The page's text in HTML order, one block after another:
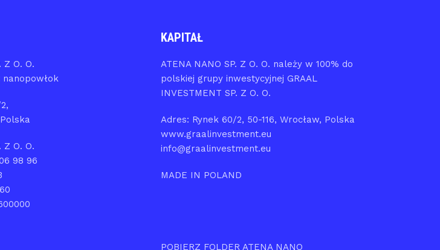
Z O. O.
Z O. O.
98 96
KAPITAŁ
ATENA NANO SP. Z O. O. należy w 100% do
polskiej grupy inwestycyjnej GRAAL
INVESTMENT SP. Z O. O.
Adres: Rynek 60/2, 50-116, Wrocław, Polska
www.graalinvestment.eu
info@graalinvestment.eu
MADE IN POLAND
POBIERZ FOLDER ATENA NANO